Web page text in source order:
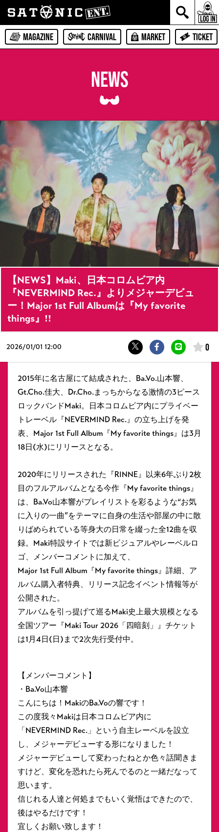
MAGAZINE CARNIVAL MARKET TICKET
NEWS
【NEWS】Maki、日本コロムビア内
『NEVERMIND Rec.』よりメジャーデビュ
ー！Major 1st Full Albumは『My favorite
things』!!
2026/01/01 12:00 0
2015年に名古屋にて結成された、Ba.Vo.山本響、
Gt.Cho.佳大、Dr.Cho.まっちからなる激情の3ピース
ロックバンドMaki。日本コロムビア内にプライベー
トレーベル『NEVERMIND Rec.』の立ち上げを発
表、Major 1st Full Album『My favorite things』は3月
18日(水)にリリースとなる。
2020年にリリースされた『RINNE』以来6年ぶり2枚
目のフルアルバムとなる今作『My favorite things』
は、Ba.Vo山本響がプレイリストを彩るような“お気
に入りの一曲”をテーマに自身の生活や部屋の中に散
りばめられている等身大の日常を綴った全12曲を収
録。Maki特設サイトでは新ビジュアルやレーベルロ
ゴ、メンバーコメントに加えて、
Major 1st Full Album『My favorite things』詳細、ア
ルバム購入者特典、リリース記念イベント情報等が
公開された。
アルバムを引っ提げて巡るMaki史上最大規模となる
全国ツアー『Maki Tour 2026「四暗刻」』チケット
は1月4日(日)まで2次先行受付中。
【メンバーコメント】
・Ba.Vo山本響
こんにちは！MakiのBa.Voの響です！
この度我々Makiは日本コロムビア内に
「NEVERMIND Rec.」という自主レーベルを設立
し、メジャーデビューする形になりました！
メジャーデビューして変わったねとか色々話聞きま
すけど、変化を恐れたら死んでるのと一緒だなって
思います。
信じれる人達と何処までもいく覚悟はできたので、
後はやるだけです！
宜しくお願い致します！